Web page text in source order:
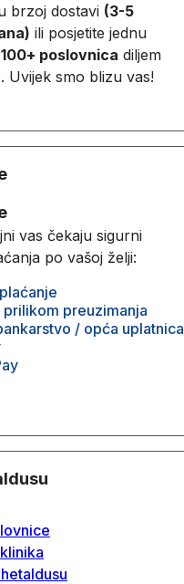
brzoj dostavi (3-5
ili posjetite jednu
100+ poslovnica diljem
Uvijek smo blizu vas!
vas čekaju sigurni
po vašoj želji:
prilikom preuzimanja
/ opća uplatnica